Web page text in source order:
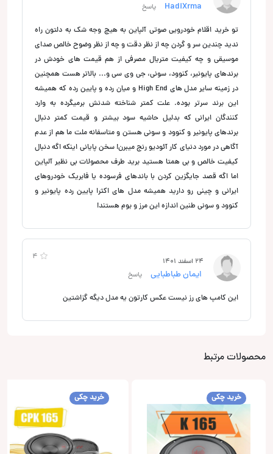
پاسخ
تو خرید اقلام خودرویی صوتی آلپاین به هیچ وجه شک به دلتون راه
ندید چندین سر و گردن چه از نظر دقت و چه از نظر وضوح خالص صدای
موسیقی و چه کیفیت متریال مصرفی از هم قیمت های خودش در
برندهای پایونیر، کنوود، سونی، جی وی سی و... بالاتر هست همچنین
در زمینه سایر مدل های High End و میان رده و پایین رده که همیشه
این برند سرتر بوده. علت کمتر شناخته شدنش برمیگرده به وارد
کنندگان ایرانی که بدلیل حاشیه سود بیشتر و قیمت کمتر دنبال
برندهای پایونیر و کنوود و سونی هستن و متاسفانه ملت ما هم از عدم
آگاهی در مورد دنیای کار آئودیو رنج میبرن! سخن پایانی اینکه اگه دنبال
کیفیت خالص و بی همتا هستید برید طرف محصولات بی نظیر آلپاین
اما اگه قصد جایگزین کردن با باندهای فرسوده یا فابریک خودروهای
ایرانی و چینی رو دارید همیشه مدل های اکثرا پایین رده پایونیر و
کنوود و سونی طنین اندازه این مرز و بوم هستند!
4 24 اسفند 1401
ایمان طباطبایی پاسخ
این کامپ های رز نیست عکس کارتون یه مدل دیگه گزاشتین
محصولات مرتبط
خرید چکی خرید چکی